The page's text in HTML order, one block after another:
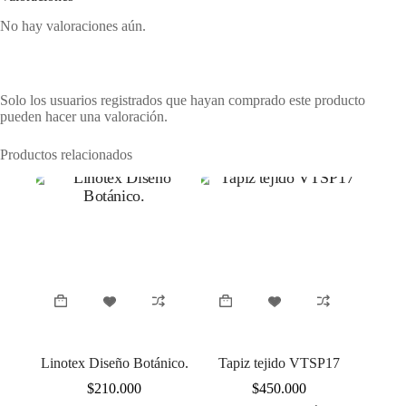
No hay valoraciones aún.
Solo los usuarios registrados que hayan comprado este producto
pueden hacer una valoración.
Productos relacionados
Linotex Diseño Botánico.
$210.000
Tapiz tejido VTSP17
$450.000